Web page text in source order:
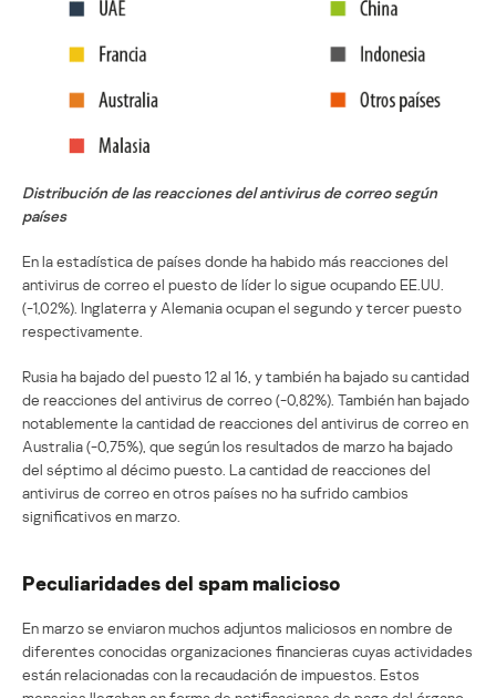
Distribución de las reacciones del antivirus de correo según
países
En la estadística de países donde ha habido más reacciones del
antivirus de correo el puesto de líder lo sigue ocupando EE.UU.
(-1,02%). Inglaterra y Alemania ocupan el segundo y tercer puesto
respectivamente.
Rusia ha bajado del puesto 12 al 16, y también ha bajado su cantidad
de reacciones del antivirus de correo (-0,82%). También han bajado
notablemente la cantidad de reacciones del antivirus de correo en
Australia (-0,75%), que según los resultados de marzo ha bajado
del séptimo al décimo puesto. La cantidad de reacciones del
antivirus de correo en otros países no ha sufrido cambios
significativos en marzo.
Peculiaridades del spam malicioso
En marzo se enviaron muchos adjuntos maliciosos en nombre de
diferentes conocidas organizaciones financieras cuyas actividades
están relacionadas con la recaudación de impuestos. Estos